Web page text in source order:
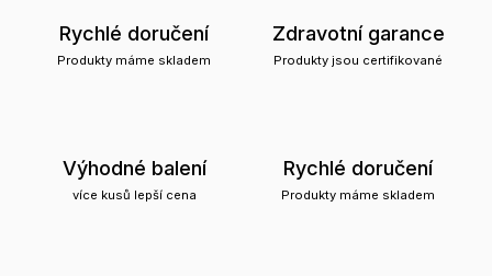
Rychlé doručení
Produkty máme skladem
Zdravotní garance
Produkty jsou certifikované
Výhodné balení
více kusů lepší cena
Rychlé doručení
Produkty máme skladem